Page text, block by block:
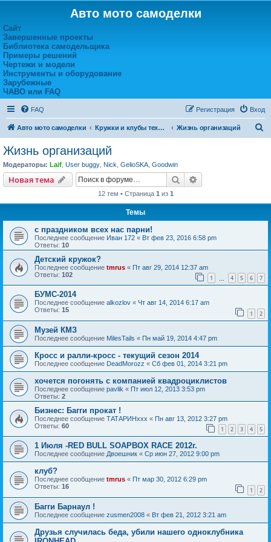
Авто мото самоделки
Сайт
Завершенные проекты
Библиотека самодельщика
Примеры решений
Чертежи и модели
Инструменты и оборудование
Зарубежные
ЧАВО или FAQ
FAQ Вход
Регистрация
Авто мото самоделки Кружки и клубы технического творчества Жизнь организаций
Жизнь организаций
Модераторы: Laif User buggy Nick GelioSKA Goodwin
Новая тема Поиск
12 тем • Страница 1 из 1
Темы
с праздником всех нас парни!
Последнее сообщение Иван 172 « Вт фев 23, 2016 6:58 pm
Ответы: 10
Детский кружок?
Последнее сообщение tmrus « Пт авг 29, 2014 12:37 am
Ответы: 102 1 4 5 6 7
БУМС-2014
Последнее сообщение alkozlov « Чт авг 14, 2014 6:17 am
Ответы: 15 1 2
Музей КМЗ
Последнее сообщение MilesTails « Пн май 19, 2014 4:47 pm
Кросс и ралли-кросс - текущий сезон 2014
Последнее сообщение DeadMorozz « Сб фев 01, 2014 3:21 pm
хочется погонять с компанией квадроциклистов
Последнее сообщение pavlik « Пт июл 12, 2013 3:53 pm
Ответы: 2
Бизнес: Багги прокат !
Последнее сообщение ТАТАРИНххх « Пн авг 13, 2012 3:27 pm
Ответы: 60 1 2 3 4 5
1 Июля -RED BULL SOAPBOX RACE 2012г.
Последнее сообщение Двоешник « Ср июн 27, 2012 9:00 pm
клуб?
Последнее сообщение tmrus « Пт мар 30, 2012 6:29 pm
Ответы: 16 1 2
Багги Барнаул !
Последнее сообщение zusmen2008 « Вт фев 21, 2012 3:21 am
Друзья случилась беда, убили нашего одноклубника